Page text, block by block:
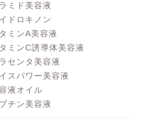
ミド美容液
ドロキノン
ミンA美容液
ミンC誘導体美容液
センタ美容液
スパワー美容液
液オイル
チン美容液